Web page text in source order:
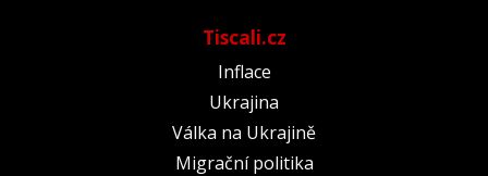
Tiscali.cz
Inflace
Ukrajina
Válka na Ukrajině
Migrační politika